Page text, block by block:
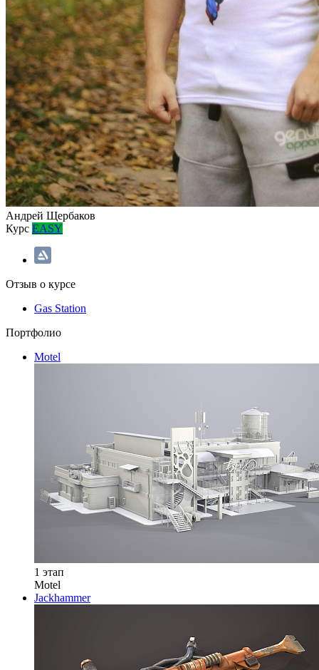
Андрей Щербаков
Курс EASY
Отзыв о курсе
Gas Station
Портфолио
Motel
1 этап
Motel
Jackhammer